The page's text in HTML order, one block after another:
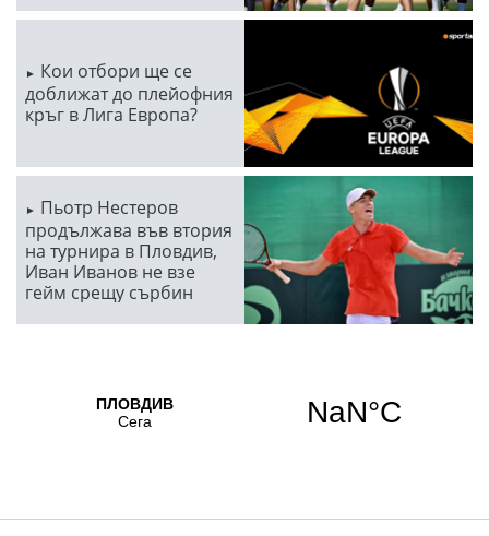
Кои отбори ще се
доближат до плейофния
кръг в Лига Европа?
Пьотр Нестеров
продължава във втория
на турнира в Пловдив,
Иван Иванов не взе
гейм срещу сърбин